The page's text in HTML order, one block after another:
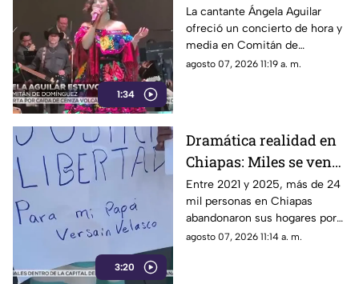
1:34
Aguilar en Comitán de
Domínguez, Chiapas
La cantante Ángela Aguilar
ofreció un concierto de hora y
media en Comitán de
Domínguez, donde sorprendió
agosto 07, 2026 11:19 a. m.
3:20
Dramática realidad en
Chiapas: Miles se ven
obligados a huir de sus
comunidades por la
violencia
Entre 2021 y 2025, más de 24
mil personas en Chiapas
abandonaron sus hogares por
la violencia. El Centro de
agosto 07, 2026 11:14 a. m.